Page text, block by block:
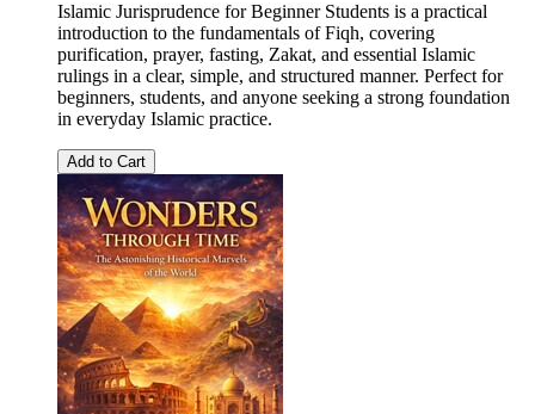
Islamic Jurisprudence for Beginner Students is a practical
introduction to the fundamentals of Fiqh, covering
purification, prayer, fasting, Zakat, and essential Islamic
rulings in a clear, simple, and structured manner. Perfect for
beginners, students, and anyone seeking a strong foundation
in everyday Islamic practice.
Add to Cart